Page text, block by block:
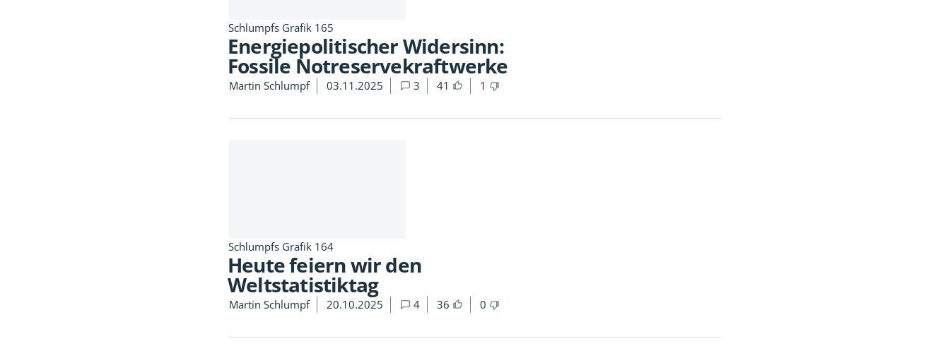
Schlumpfs Grafik 165
Energiepolitischer Widersinn:
Fossile Notreservekraftwerke
Martin Schlumpf 03.11.2025 3 41 1
Schlumpfs Grafik 164
Heute feiern wir den
Weltstatistiktag
Martin Schlumpf 20.10.2025 4 36 0